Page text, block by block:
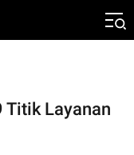
Titik Layanan